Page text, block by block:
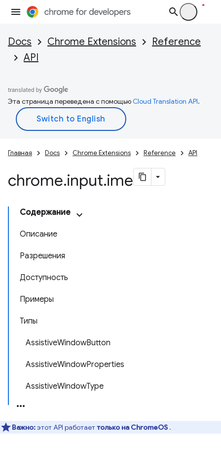
Docs Chrome Extensions
Reference
API
Эта страница переведена с помощьюCloud Translation API.
Главная Docs Chrome Extensions Reference API
chrome.input.ime
Содержание
Описание
Разрешения
Доступность
Примеры
Типы
AssistiveWindowButton
AssistiveWindowProperties
AssistiveWindowType
Важно:этот API работаеттолько на ChromeOS .